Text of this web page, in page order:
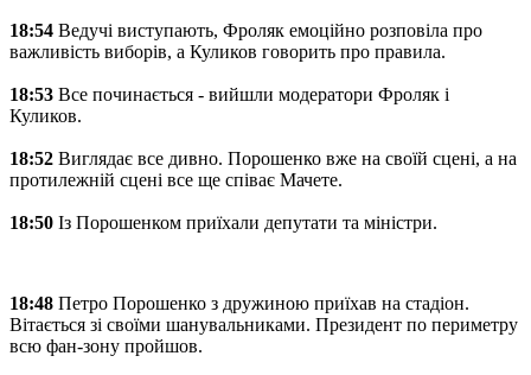
18:54 Ведучі виступають, Фроляк емоційно розповіла про
важливість виборів, а Куликов говорить про правила.
18:53 Все починається - вийшли модератори Фроляк і
Куликов.
18:52 Виглядає все дивно. Порошенко вже на своїй сцені, а на
протилежній сцені все ще співає Мачете.
18:50 Із Порошенком приїхали депутати та міністри.
18:48 Петро Порошенко з дружиною приїхав на стадіон.
Вітається зі своїми шанувальниками. Президент по периметру
всю фан-зону пройшов.